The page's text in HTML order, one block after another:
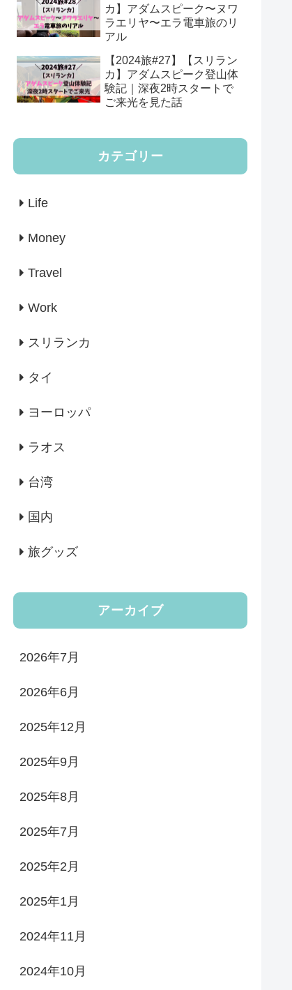
カ】アダムスピーク〜ヌワ
ラエリヤ〜エラ電車旅のリ
アル
【2024旅#27】【スリラン
カ】アダムスピーク登山体
験記｜深夜2時スタートで
ご来光を見た話
カテゴリー
Life
Money
Travel
Work
スリランカ
タイ
ヨーロッパ
ラオス
台湾
国内
旅グッズ
アーカイブ
2026年7月
2026年6月
2025年12月
2025年9月
2025年8月
2025年7月
2025年2月
2025年1月
2024年11月
2024年10月